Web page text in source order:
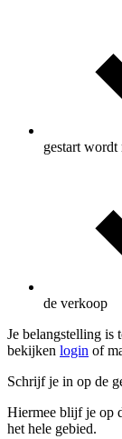
gestart
de verkoop
Je belangstelling is
bekijken login of
Schrijf je in op de
Hiermee blijf je op
het hele gebied.